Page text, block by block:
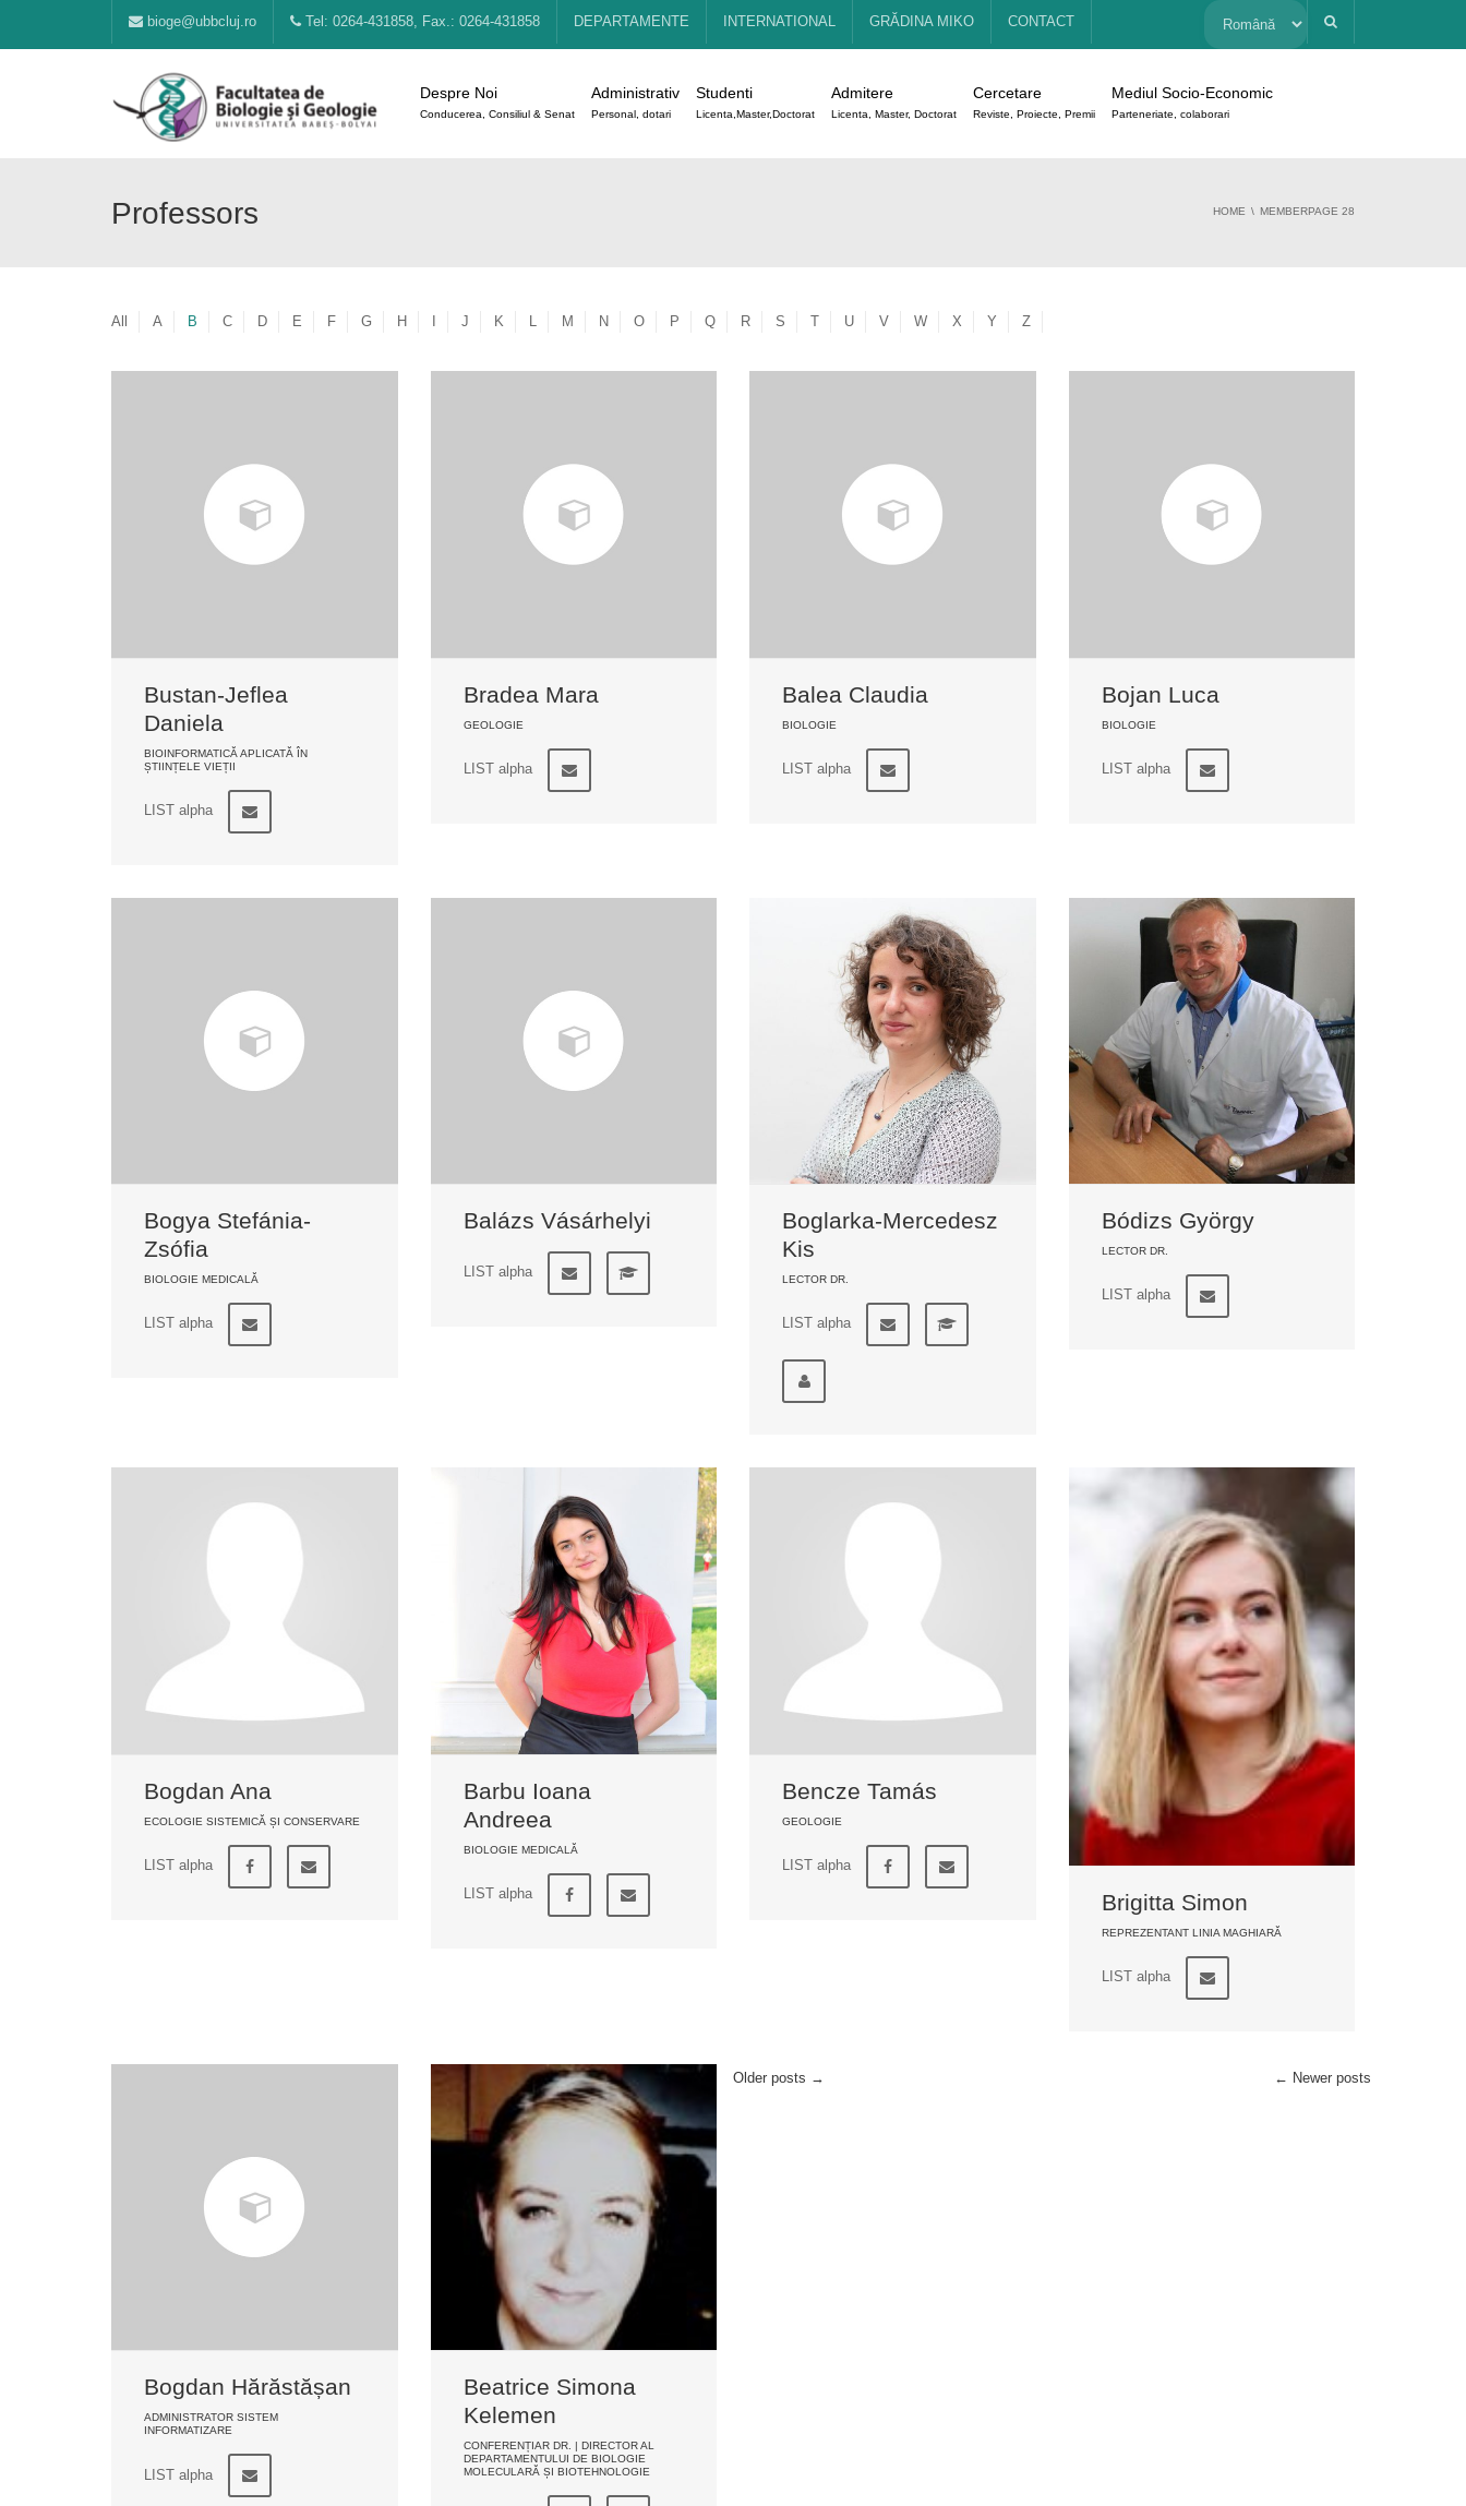
bioge@ubbcluj.ro Tel: 0264-431858, Fax.: 0264-431858 DEPARTAMENTE INTERNATIONAL GRĂDINA MIKO CONTACT Alege
limbă
Despre Noi
Conducerea, Consiliul & Senat
Administrativ
Personal, dotari
Studenti
Licenta,Master,Doctorat
Admitere
Licenta, Master, Doctorat
Cercetare
Reviste, Proiecte, Premii
Mediul Socio-Economic
Parteneriate, colaborari
Professors HOME MEMBERPAGE 28
All A B C D E F G H J K L M N O P Q R S T U V W X Y Z
Bustan-Jeflea
Daniela
BIOINFORMATICĂ APLICATĂ ÎN
ȘTIINȚELE VIEȚII
LIST alpha
Bradea Mara
GEOLOGIE
LIST alpha
Balea Claudia
BIOLOGIE
LIST alpha
Bojan Luca
BIOLOGIE
LIST alpha
Bogya Stefánia-
Zsófia
BIOLOGIE MEDICALĂ
LIST alpha
Balázs Vásárhelyi
LIST alpha
Boglarka-Mercedesz
Kis
LECTOR DR.
LIST alpha
Bódizs György
LECTOR DR.
LIST alpha
Bogdan Ana
ECOLOGIE SISTEMICĂ ȘI CONSERVARE
LIST alpha
Barbu Ioana
Andreea
BIOLOGIE MEDICALĂ
LIST alpha
Bencze Tamás
GEOLOGIE
LIST alpha
Brigitta Simon
REPREZENTANT LINIA MAGHIARĂ
LIST alpha
Bogdan Hărăstășan
ADMINISTRATOR SISTEM
INFORMATIZARE
LIST alpha
Beatrice Simona
Kelemen
CONFERENȚIAR DR. | DIRECTOR AL
DEPARTAMENTULUI DE BIOLOGIE
MOLECULARĂ ȘI BIOTEHNOLOGIE
Older posts → ← Newer posts